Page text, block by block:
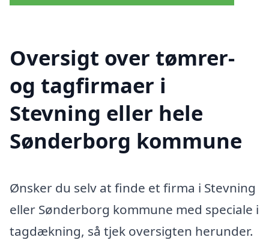
Oversigt over tømrer-
og tagfirmaer i
Stevning eller hele
Sønderborg kommune
Ønsker du selv at finde et firma i Stevning
eller Sønderborg kommune med speciale i
tagdækning, så tjek oversigten herunder.